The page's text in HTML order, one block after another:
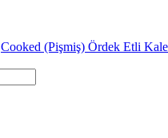
Cooked (Pişmiş) Ördek Etli